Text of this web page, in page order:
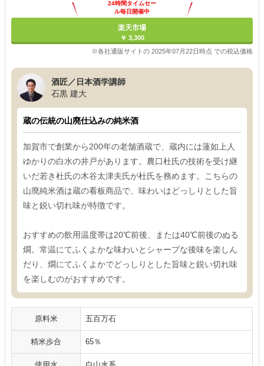
24時間タイムセー
ル毎日開催中
楽天市場
￥ 3,300
※各社通販サイトの 2025年07月22日時点 での税込価格
酒匠／日本酒学講師
石黒 建大
蔵の伝統の山廃仕込みの純米酒
加賀市で創業から200年の老舗酒蔵で、蔵内には蓮如上人
ゆかりの白水の井戸があります。農口杜氏の技術を受け継
いだ若き杜氏の木谷太津夫氏が杜氏を務めます。こちらの
山廃純米酒は蔵の看板商品で、味わいはどっしりとした旨
味と鋭い切れ味が特徴です。
おすすめの飲用温度帯は20℃前後、または40℃前後のぬる
燗。常温にてふくよかな味わいとシャープな後味を楽しん
だり、燗にてふくよかでどっしりとした旨味と鋭い切れ味
を楽しむのがおすすめです。
原料米 五百万石
精米歩合 65％